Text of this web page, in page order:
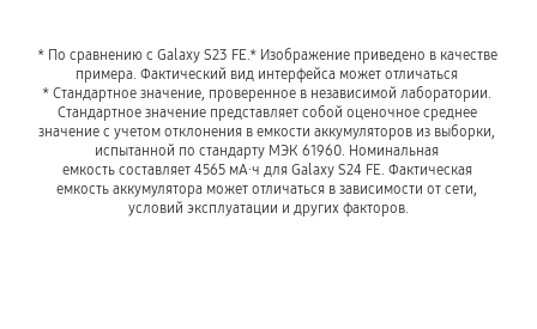
* По сравнению с Galaxy S23 FE.* Изображение приведено в качестве
примера. Фактический вид интерфейса может отличаться
* Стандартное значение, проверенное в независимой лаборатории.
Стандартное значение представляет собой оценочное среднее
значение с учетом отклонения в емкости аккумуляторов из выборки,
испытанной по стандарту МЭК 61960. Номинальная
емкость составляет 4565 мА∙ч для Galaxy S24 FE. Фактическая
емкость аккумулятора может отличаться в зависимости от сети,
условий эксплуатации и других факторов.